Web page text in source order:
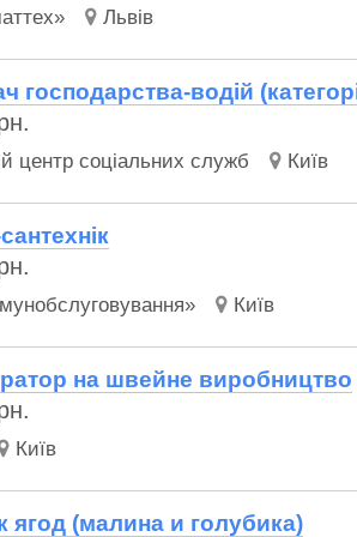
Львів
господарства-водій
центр соціальних служб Київ
Київ
на швейне виробництво
Київ
(малина и голубика)